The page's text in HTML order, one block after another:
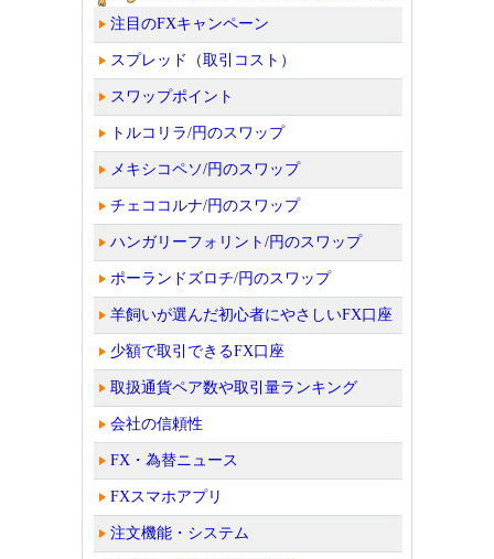
注目のFXキャンペーン
スプレッド（取引コスト）
スワップポイント
トルコリラ/円のスワップ
メキシコペソ/円のスワップ
チェココルナ/円のスワップ
ハンガリーフォリント/円のスワップ
ポーランドズロチ/円のスワップ
羊飼いが選んだ初心者にやさしいFX口座
少額で取引できるFX口座
取扱通貨ペア数や取引量ランキング
会社の信頼性
FX・為替ニュース
FXスマホアプリ
注文機能・システム